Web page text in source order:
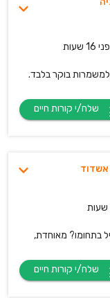
16 שעות
בוקר בלבד.
בתחומו? מאוחדת,